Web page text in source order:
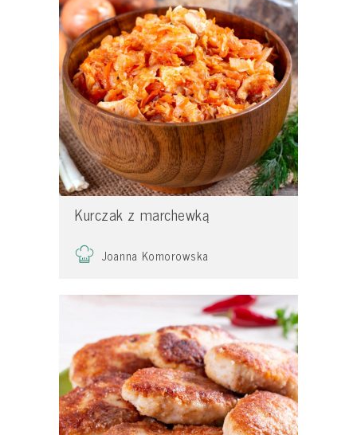
Kurczak z marchewką
Joanna Komorowska